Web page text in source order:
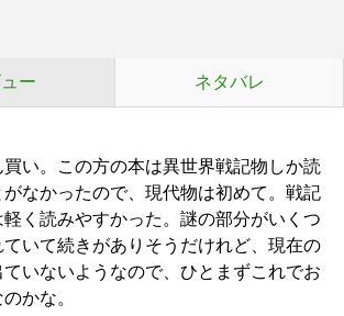
ー ネタバレ
い。この方の本は異世界戦記物しか読
がなかったので、現代物は初めて。戦記
く読みやすかった。謎の部分がいくつ
ていて続きがありそうだけれど、現在の
ていないようなので、ひとまずこれでお
かな。